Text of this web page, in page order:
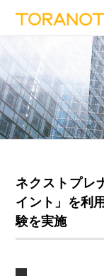
ネクストプレ
イント」を利
験を実施